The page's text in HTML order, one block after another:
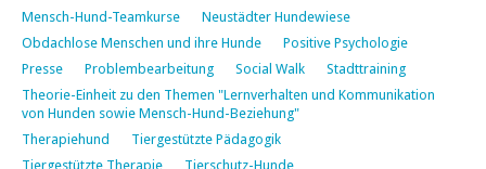
Mensch-Hund-Teamkurse
Neustädter Hundewiese
Obdachlose Menschen und ihre Hunde
Positive Psychologie
Presse
Problembearbeitung Social Walk
Stadttraining
Theorie-Einheit zu den Themen "Lernverhalten und Kommunikation
von Hunden sowie Mensch-Hund-Beziehung"
Therapiehund
Tiergestützte Pädagogik
Tiergestützte Therapie
Tierschutz-Hunde